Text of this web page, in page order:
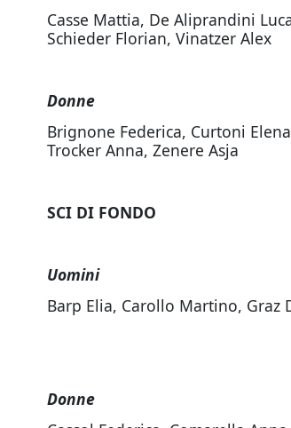
Casse Mattia, De Aliprandini
Schieder Florian, Vinatzer Alex
Donne
Brignone Federica, Curtoni
Trocker Anna, Zenere Asja
SCI DI FONDO
Uomini
Barp Elia, Carollo Martino, Graz
Donne